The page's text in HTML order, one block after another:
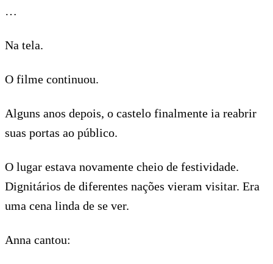
…
Na tela.
O filme continuou.
Alguns anos depois, o castelo finalmente ia reabrir
suas portas ao público.
O lugar estava novamente cheio de festividade.
Dignitários de diferentes nações vieram visitar. Era
uma cena linda de se ver.
Anna cantou: